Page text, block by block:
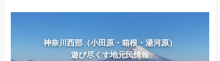
神奈川西部（小田原・箱根・湯河原）
遊び尽くす地元民情報